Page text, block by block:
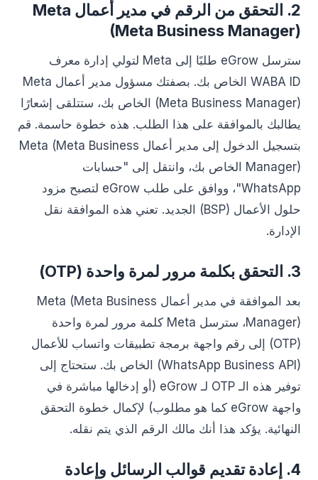
2. التحقق من الرقم في مدير أعمال Meta
(Meta Business Manager)
سترسل eGrow طلبًا إلى Meta لتولي إدارة معرف
WABA ID الخاص بك. بصفتك مسؤول مدير أعمال Meta
(Meta Business Manager) الخاص بك، ستتلقى إشعارًا
يطالبك بالموافقة على هذا الطلب. هذه خطوة حاسمة. قم
بتسجيل الدخول إلى مدير أعمال Meta (Meta Business
Manager) الخاص بك، وانتقل إلى "حسابات
WhatsApp"، ووافق على طلب eGrow لتصبح مزود
حلول الأعمال (BSP) الجديد. تعني هذه الموافقة نقل
الإدارة.
3. التحقق بكلمة مرور لمرة واحدة (OTP)
بعد الموافقة في مدير أعمال Meta (Meta Business
Manager)، سترسل Meta كلمة مرور لمرة واحدة
(OTP) إلى رقم واجهة برمجة تطبيقات واتساب للأعمال
(WhatsApp Business API) الخاص بك. ستحتاج إلى
توفير هذه الـ OTP لـ eGrow (أو إدخالها مباشرة في
واجهة eGrow كما هو مطلوب) لإكمال خطوة التحقق
النهائية. يؤكد هذا أنك مالك الرقم الذي يتم نقله.
4. إعادة تقديم قوالب الرسائل وإعادة